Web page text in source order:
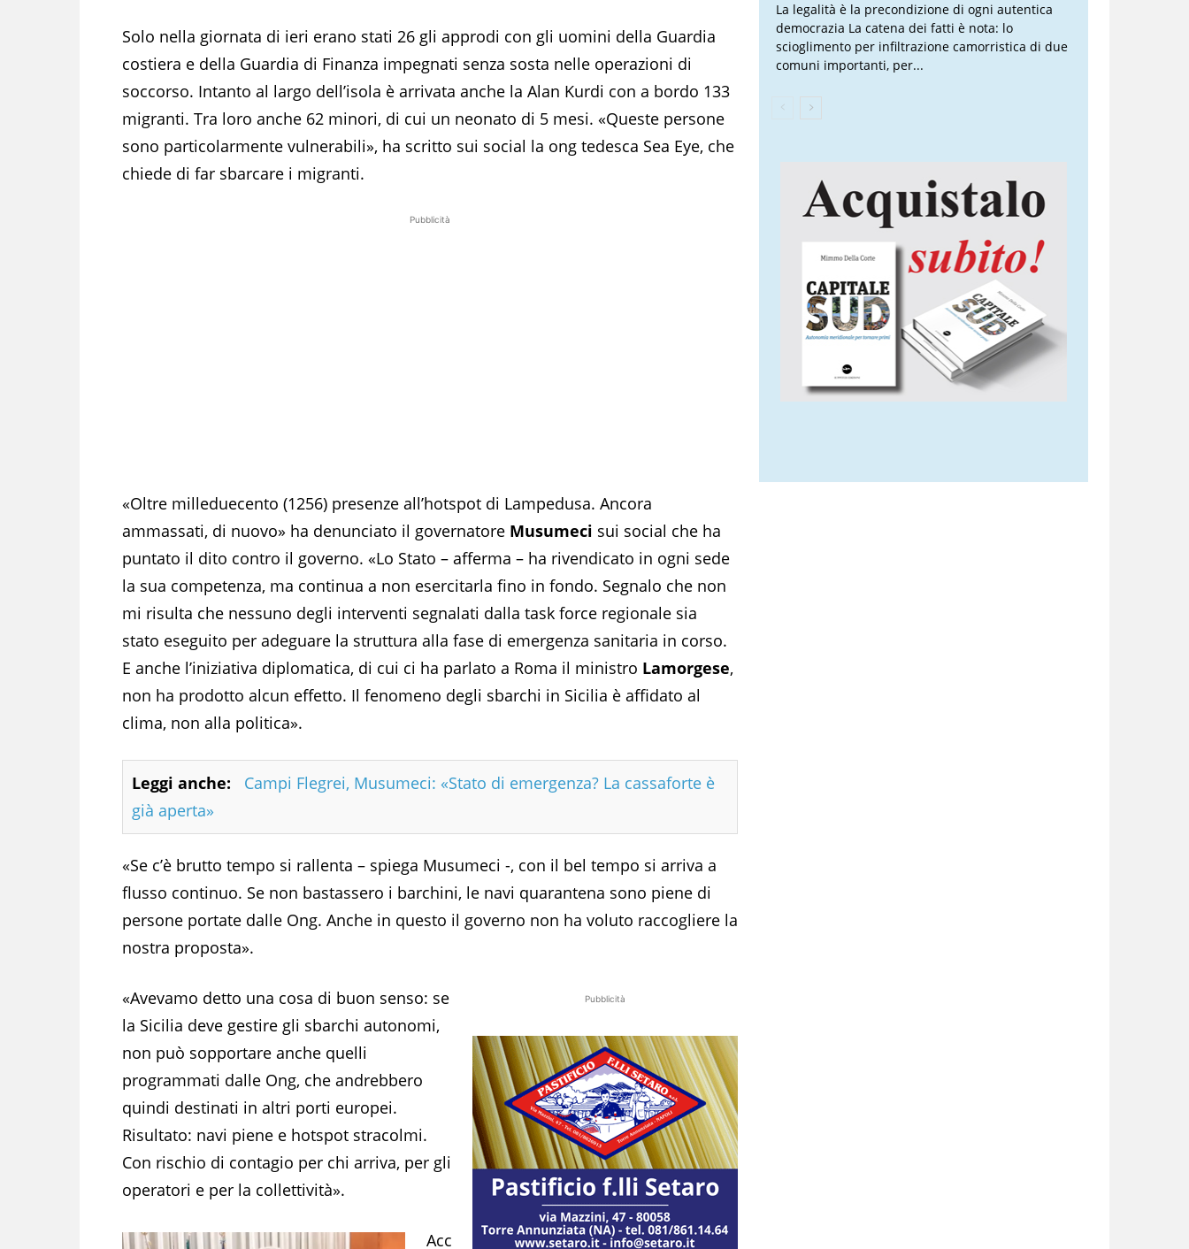
Solo nella giornata di ieri erano stati 26 gli approdi con gli uomini della Guardia
costiera e della Guardia di Finanza impegnati senza sosta nelle operazioni di
soccorso. Intanto al largo dell’isola è arrivata anche la Alan Kurdi con a bordo 133
migranti. Tra loro anche 62 minori, di cui un neonato di 5 mesi. «Queste persone
sono particolarmente vulnerabili», ha scritto sui social la ong tedesca Sea Eye, che
chiede di far sbarcare i migranti.
Pubblicità
«Oltre milleduecento (1256) presenze all’hotspot di Lampedusa. Ancora
ammassati, di nuovo» ha denunciato il governatore Musumeci sui social che ha
puntato il dito contro il governo. «Lo Stato – afferma – ha rivendicato in ogni sede
la sua competenza, ma continua a non esercitarla fino in fondo. Segnalo che non
mi risulta che nessuno degli interventi segnalati dalla task force regionale sia
stato eseguito per adeguare la struttura alla fase di emergenza sanitaria in corso.
E anche l’iniziativa diplomatica, di cui ci ha parlato a Roma il ministro Lamorgese,
non ha prodotto alcun effetto. Il fenomeno degli sbarchi in Sicilia è affidato al
clima, non alla politica».
Leggi anche:
Campi Flegrei, Musumeci: «Stato di emergenza? La cassaforte è
già aperta»
«Se c’è brutto tempo si rallenta – spiega Musumeci -, con il bel tempo si arriva a
flusso continuo. Se non bastassero i barchini, le navi quarantena sono piene di
persone portate dalle Ong. Anche in questo il governo non ha voluto raccogliere la
nostra proposta».
Pubblicità
«Avevamo detto una cosa di buon senso: se
la Sicilia deve gestire gli sbarchi autonomi,
non può sopportare anche quelli
programmati dalle Ong, che andrebbero
quindi destinati in altri porti europei.
Risultato: navi piene e hotspot stracolmi.
Con rischio di contagio per chi arriva, per gli
operatori e per la collettività».
Acc
La legalità è la precondizione di ogni autentica
democrazia La catena dei fatti è nota: lo
scioglimento per infiltrazione camorristica di due
comuni importanti, per...